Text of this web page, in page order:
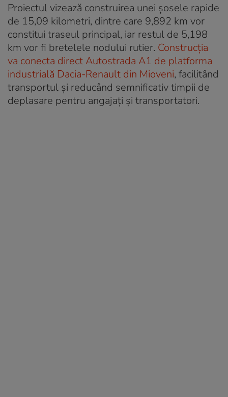
Proiectul vizează construirea unei șosele rapide
de 15,09 kilometri, dintre care 9,892 km vor
constitui traseul principal, iar restul de 5,198
km vor fi bretelele nodului rutier. Construcția
va conecta direct Autostrada A1 de platforma
industrială Dacia-Renault din Mioveni, facilitând
transportul și reducând semnificativ timpii de
deplasare pentru angajați și transportatori.